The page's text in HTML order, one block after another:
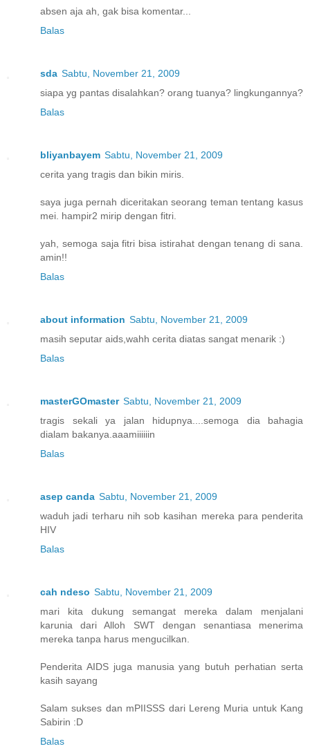
absen aja ah, gak bisa komentar...
Balas
sda Sabtu, November 21, 2009
siapa yg pantas disalahkan? orang tuanya? lingkungannya?
Balas
bliyanbayem Sabtu, November 21, 2009
cerita yang tragis dan bikin miris.
saya juga pernah diceritakan seorang teman tentang kasus
mei. hampir2 mirip dengan fitri.
yah, semoga saja fitri bisa istirahat dengan tenang di sana.
amin!!
Balas
about information Sabtu, November 21, 2009
masih seputar aids,wahh cerita diatas sangat menarik :)
Balas
masterGOmaster Sabtu, November 21, 2009
tragis sekali ya jalan hidupnya....semoga dia bahagia
dialam bakanya.aaamiiiiiin
Balas
asep canda Sabtu, November 21, 2009
waduh jadi terharu nih sob kasihan mereka para penderita
HIV
Balas
cah ndeso Sabtu, November 21, 2009
mari kita dukung semangat mereka dalam menjalani
karunia dari Alloh SWT dengan senantiasa menerima
mereka tanpa harus mengucilkan.
Penderita AIDS juga manusia yang butuh perhatian serta
kasih sayang
Salam sukses dan mPIISSS dari Lereng Muria untuk Kang
Sabirin :D
Balas